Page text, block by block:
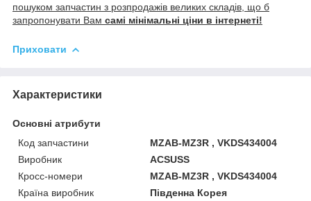
пошуком запчастин з розпродажів великих складів, що б
запропонувати Вам самі мінімальні ціни в інтернеті!
Приховати
Характеристики
Основні атрибути
Код запчастини
MZAB-MZ3R , VKDS434004
Виробник
ACSUSS
Кросс-номери
MZAB-MZ3R , VKDS434004
Країна виробник
Південна Корея